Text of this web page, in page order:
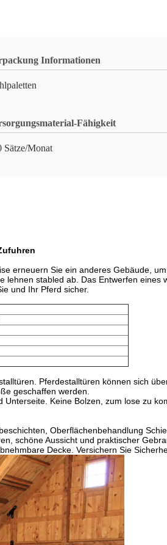
Informationen
Fähigkeit
Sätze/Monat
erneuern Sie ein anderes Gebäude,
stabled ab. Das Entwerfen
und Ihr Pferd sicher.
Pferdestalltüren können sich
geschaffen werden.
Keine Bolzen, zum lose zu
Oberflächenbehandlung
schöne Aussicht und praktischer
Decke. Versichern Sie